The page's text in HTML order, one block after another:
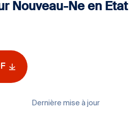
Nouveau-Ne en Etat
Dernière mise à jour